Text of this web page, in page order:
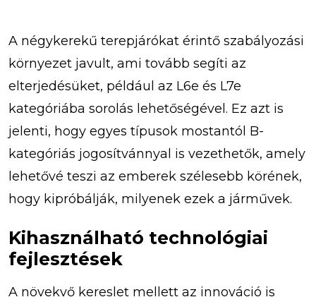
A négykerekű terepjárókat érintő szabályozási
környezet javult, ami tovább segíti az
elterjedésüket, például az L6e és L7e
kategóriába sorolás lehetőségével. Ez azt is
jelenti, hogy egyes típusok mostantól B-
kategóriás jogosítvánnyal is vezethetők, amely
lehetővé teszi az emberek szélesebb körének,
hogy kipróbálják, milyenek ezek a járművek.
Kihasználható technológiai
fejlesztések
A növekvő kereslet mellett az innováció is